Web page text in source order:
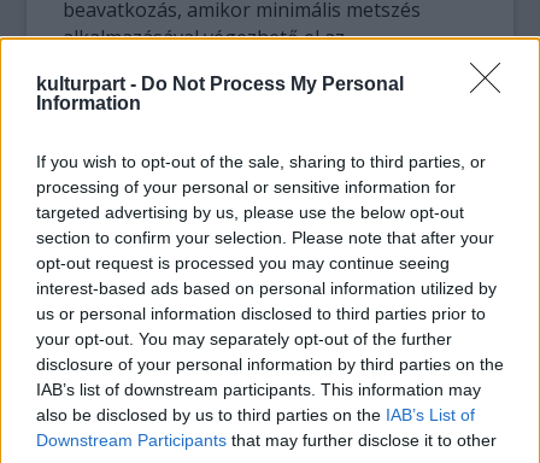
kulturpart - Do Not Process My Personal
Information
If you wish to opt-out of the sale, sharing to third parties, or
processing of your personal or sensitive information for
targeted advertising by us, please use the below opt-out
section to confirm your selection. Please note that after your
opt-out request is processed you may continue seeing
interest-based ads based on personal information utilized by
us or personal information disclosed to third parties prior to
your opt-out. You may separately opt-out of the further
disclosure of your personal information by third parties on the
IAB’s list of downstream participants. This information may
also be disclosed by us to third parties on the IAB’s List of
Downstream Participants that may further disclose it to other
beavatkozás, amikor minimális metszés
alkalmazásával végezhető el az
talán leggyorsabban fejlődő berendezések
úgynevezett vibrációs zsírszívót használnak.
Egy nagyon vékony kanült vezetnek be adott
területre, amellyel a legkisebb helyről,
bokáról, tokáról is levehető a felesleges zsír.
A legújabb, legkorszerűbb a lézeres zsírszívó,
amikor gyakorlatilag egy lézersugárral
roncsoljuk a sejteket. Előnye, hogy nincsenek
bevérzések.
- Mennyibe kerülnek a szépészeti
beavatkozások?
- Az én áraimat a középár-kategóriába